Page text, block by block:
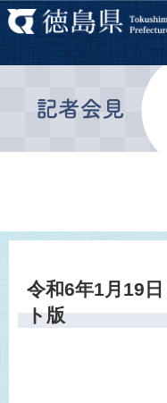
令和6年1月19
ト版